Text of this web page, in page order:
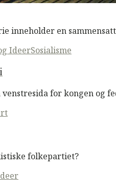
inneholder en
IdeerSosialisme
for kongen og
folkepartiet?